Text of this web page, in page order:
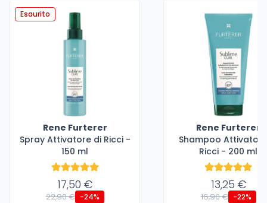
Esaurito
Rene Furterer
Spray Attivatore di Ricci -
150 ml
17,50 €
22,90 € -24%
Rene Furterer
Shampoo
Ricci - 200 ml
13,25 €
16,90 € -22%